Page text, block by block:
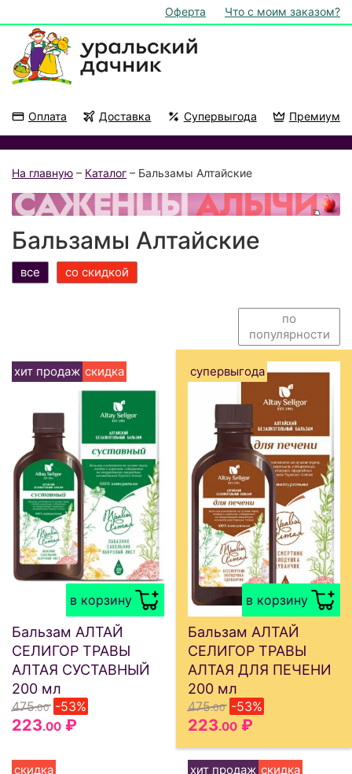
Оферта Что с моим заказом?
Оплата Доставка Супервыгода Премиум
На главную – Каталог – Бальзамы Алтайские
Бальзамы Алтайские
все со скидкой
по
популярности
в корзину
хит продаж скидка
Бальзам АЛТАЙ
СЕЛИГОР ТРАВЫ
АЛТАЯ СУСТАВНЫЙ
200 мл
475.00 -53%
223.00 ₽
в корзину
супервыгода
Бальзам АЛТАЙ
СЕЛИГОР ТРАВЫ
АЛТАЯ ДЛЯ ПЕЧЕНИ
200 мл
475.00 -53%
223.00 ₽
скидка хит продаж скидка